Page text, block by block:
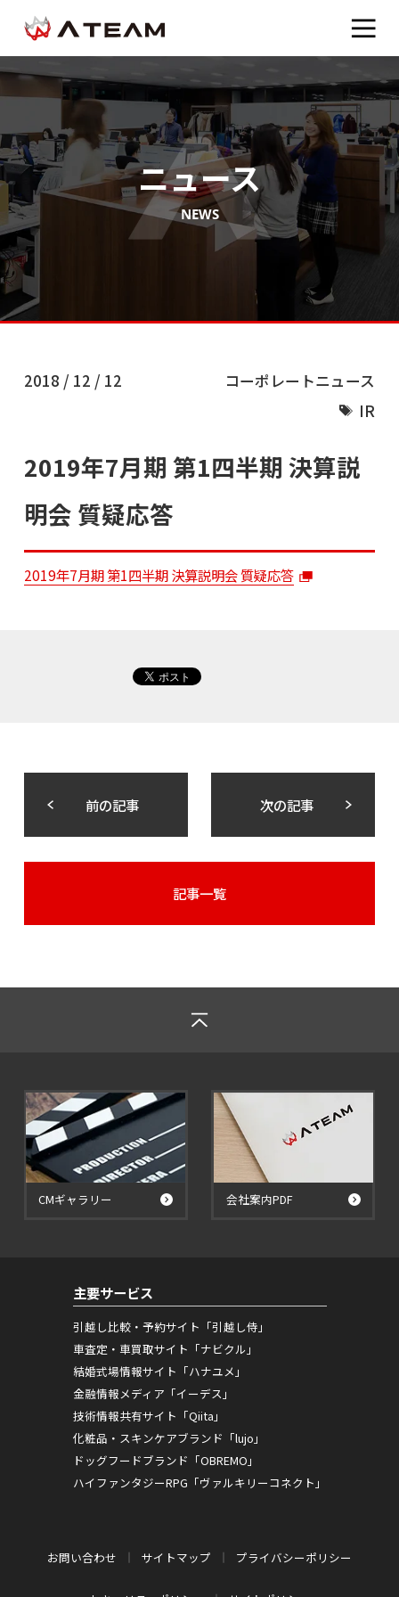
ニュース
NEWS
2018 / 12 / 12
コーポレートニュース
IR
2019年7月期 第1四半期 決算説
明会 質疑応答
2019年7月期 第1四半期 決算説明会 質疑応答
前の記事 次の記事
記事一覧
CMギャラリー 会社案内PDF
主要サービス
引越し比較・予約サイト「引越し侍」
車査定・車買取サイト「ナビクル」
結婚式場情報サイト「ハナユメ」
金融情報メディア「イーデス」
技術情報共有サイト「Qiita」
化粧品・スキンケアブランド「lujo」
ドッグフードブランド「OBREMO」
ハイファンタジーRPG「ヴァルキリーコネクト」
お問い合わせ サイトマップ プライバシーポリシー